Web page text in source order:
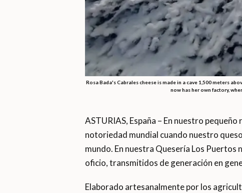
Rosa Bada's Cabrales cheese is made in a cave 1,500 meters
now has her own factory,
ASTURIAS, España – En nuestro
notoriedad mundial cuando nuestro
mundo. En nuestra Quesería Los
oficio, transmitidos de generación en
Elaborado artesanalmente por los